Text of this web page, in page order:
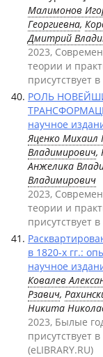
Малимонов
Георгиевна,
Дмитрий
2023,
теории и
присутствует
РОЛЬ
научное
Яценко
Владимирович,
Анжелика
Владимирович
2023,
теории и
присутствует
в 1820-х гг.:
научное
Ковалев
Рзавич,
Никита
2023, Былые
присутствует
(eLIBRARY.RU)